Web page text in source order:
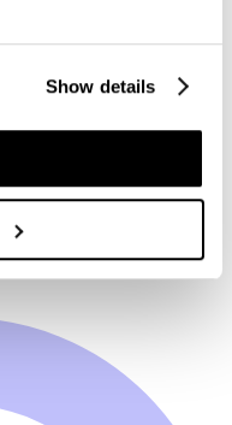
Show details